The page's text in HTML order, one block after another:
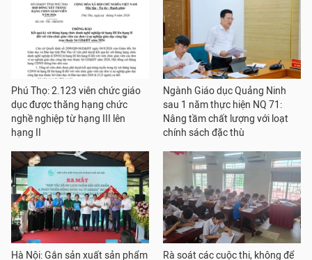
Phú Thọ: 2.123 viên chức giáo
dục được thăng hạng chức
nghề nghiệp từ hạng III lên
hạng II
Ngành Giáo dục Quảng Ninh
sau 1 năm thực hiện NQ 71:
Nâng tầm chất lượng với loạt
chính sách đặc thù
Hà Nội: Gắn sản xuất sản phẩm
Rà soát các cuộc thi, không để